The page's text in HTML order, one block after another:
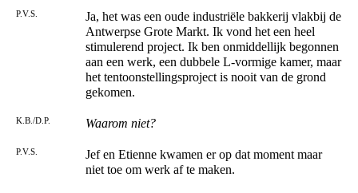
P.V.S.
Ja, het was een oude industriële bakkerij vlakbij de
Antwerpse Grote Markt. Ik vond het een heel
stimulerend project. Ik ben onmiddellijk begonnen
aan een werk, een dubbele L-vormige kamer, maar
het tentoonstellingsproject is nooit van de grond
gekomen.
K.B./D.P. Waarom niet?
P.V.S.
Jef en Etienne kwamen er op dat moment maar
niet toe om werk af te maken.